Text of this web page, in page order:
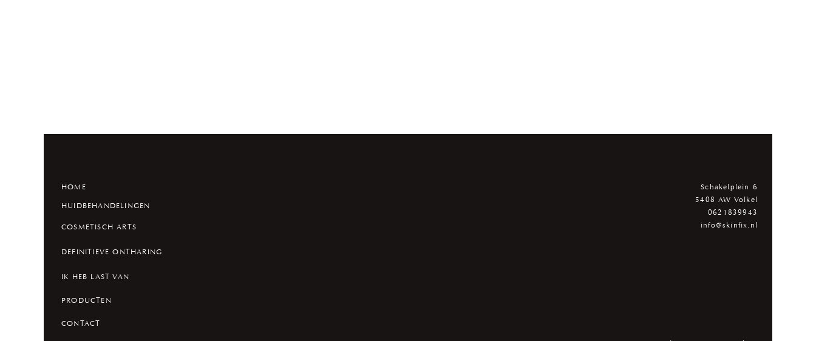
HOME
HUIDBEHANDELINGEN
COSMETISCH ARTS
DEFINITIEVE ONTHARING
IK HEB LAST VAN
PRODUCTEN
CONTACT
Schakelplein 6
5408 AW Volkel
0621839943
info@skinfix.nl